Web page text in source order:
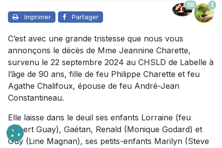
Imprimer Partager
10 1
C’est avec une grande tristesse que nous vous
annonçons le décès de Mme Jeannine Charette,
survenu le 22 septembre 2024 au CHSLD de Labelle à
l’âge de 90 ans, fille de feu Philippe Charette et feu
Agathe Chalifoux, épouse de feu André-Jean
Constantineau.
Elle laisse dans le deuil ses enfants Lorraine (feu
Robert Guay), Gaétan, Renald (Monique Godard) et
Guy (Line Magnan), ses petits-enfants Marilyn (Steve